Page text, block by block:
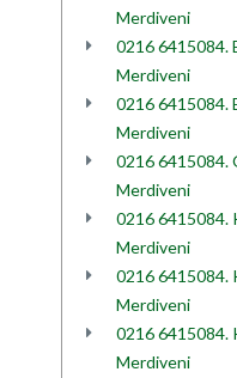
Merdiveni
0216 6415084.
Merdiveni
0216 6415084.
Merdiveni
0216 6415084.
Merdiveni
0216 6415084.
Merdiveni
0216 6415084.
Merdiveni
0216 6415084.
Merdiveni